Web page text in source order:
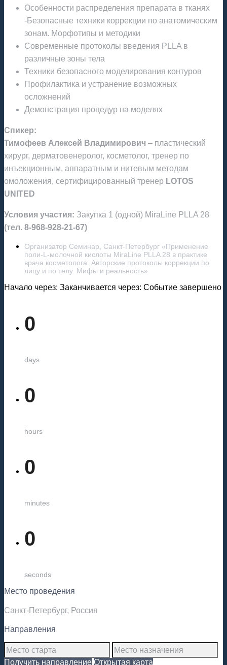
Особенности распределения препарата в тканях
-Безопасные техники коррекции по анатомическим
зонам. Морфотипы и методики
Современные протоколы введения PLLA в
различные зоны тела
Техники безопасного моделирования контуров
Профилактика и устранение возможных
осложнений
Демонстрация процедур на моделях
Спикер:
Тимофеев Алексей Владимирович – пластический
хирург, дерматовенеролог, косметолог, тренер по
инъекционным, аппаратным и нитевым методам
омоложения, сертифицированный тренер LOTOS
UNITED
Условия участия: Закупка 1 (одной) MiraLine PLLA 28
(тел. 8-968-928-21-67)
Организатор Семинар, Санкт-Петербург «Применение
поли-L-молочной кислоты MiraLine PLLA 28 в практике
врача косметолога. Авторские протоколы коррекции по
лицу и по телу. Мифы и реальность»
Начало через: Заканчивается через: Событие завершено
0
days
0
hours
0
minutes
0
seconds
Место проведения
Санкт-Петербург, Россия
Направления
Получить направление Открытая карта